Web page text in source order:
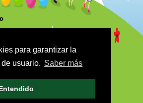
para garantizar la
usuario. Saber más